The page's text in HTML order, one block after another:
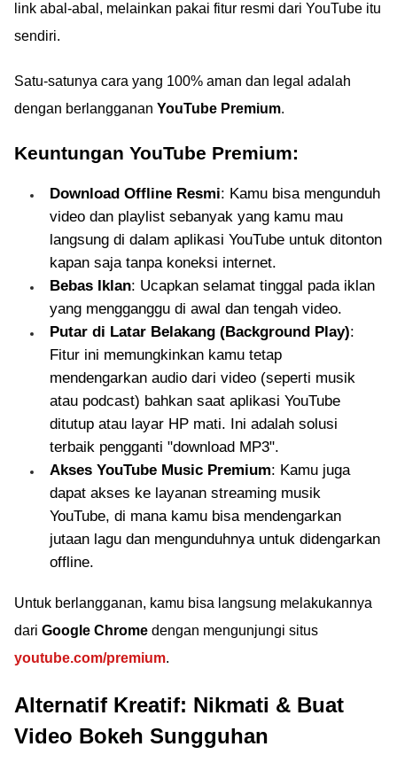
link abal-abal, melainkan pakai fitur resmi dari YouTube itu
sendiri.
Satu-satunya cara yang 100% aman dan legal adalah
dengan berlangganan YouTube Premium.
Keuntungan YouTube Premium:
Download Offline Resmi: Kamu bisa mengunduh
video dan playlist sebanyak yang kamu mau
langsung di dalam aplikasi YouTube untuk ditonton
kapan saja tanpa koneksi internet.
Bebas Iklan: Ucapkan selamat tinggal pada iklan
yang mengganggu di awal dan tengah video.
Putar di Latar Belakang (Background Play):
Fitur ini memungkinkan kamu tetap
mendengarkan audio dari video (seperti musik
atau podcast) bahkan saat aplikasi YouTube
ditutup atau layar HP mati. Ini adalah solusi
terbaik pengganti "download MP3".
Akses YouTube Music Premium: Kamu juga
dapat akses ke layanan streaming musik
YouTube, di mana kamu bisa mendengarkan
jutaan lagu dan mengunduhnya untuk didengarkan
offline.
Untuk berlangganan, kamu bisa langsung melakukannya
dari Google Chrome dengan mengunjungi situs
youtube.com/premium.
Alternatif Kreatif: Nikmati & Buat
Video Bokeh Sungguhan